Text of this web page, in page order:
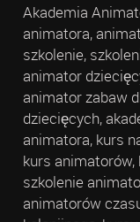
Akademia
animatora,
szkolenie,
animator
animator zabaw
dziecięcych,
animatora, kurs
kurs
szkolenie
animatorów